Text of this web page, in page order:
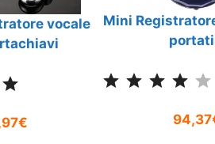
vocale
Mini